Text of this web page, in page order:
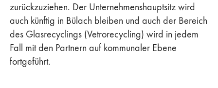
zurückzuziehen. Der Unternehmenshauptsitz wird
auch künftig in Bülach bleiben und auch der Bereich
des Glasrecyclings (Vetrorecycling) wird in jedem
Fall mit den Partnern auf kommunaler Ebene
fortgeführt.